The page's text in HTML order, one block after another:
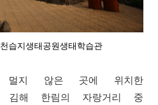
습지생태공원생태학습관
멀지 않은 곳에 위치한
김해 한림의 자랑거리 중